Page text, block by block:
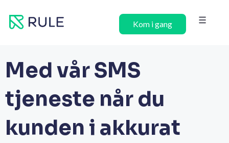
rett
Kom i gang
Med vår SMS
tjeneste når du
kunden i akkurat